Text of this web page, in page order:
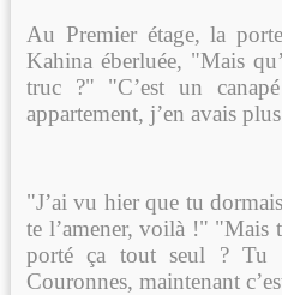
Au Premier étage, la
Kahina éberluée, "Mais
truc ?" "C’est un
appartement, j’en avais
"J’ai vu hier que tu
te l’amener, voilà !" "Mais
porté ça tout seul ? Tu
Couronnes, maintenant